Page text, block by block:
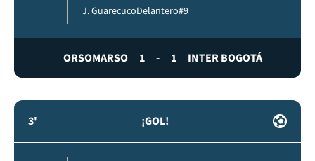
J. GuarecucoDelantero#9
ORSOMARSO 1 - 1 INTER BOGOTÁ
3' ¡GOL!